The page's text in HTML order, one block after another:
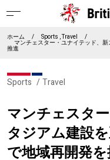
ホーム / Sports Travel /
マンチェスター・ユナイテッド、
推進
Sports Travel
マンチェスタ
タジアム建設
で地域再開発